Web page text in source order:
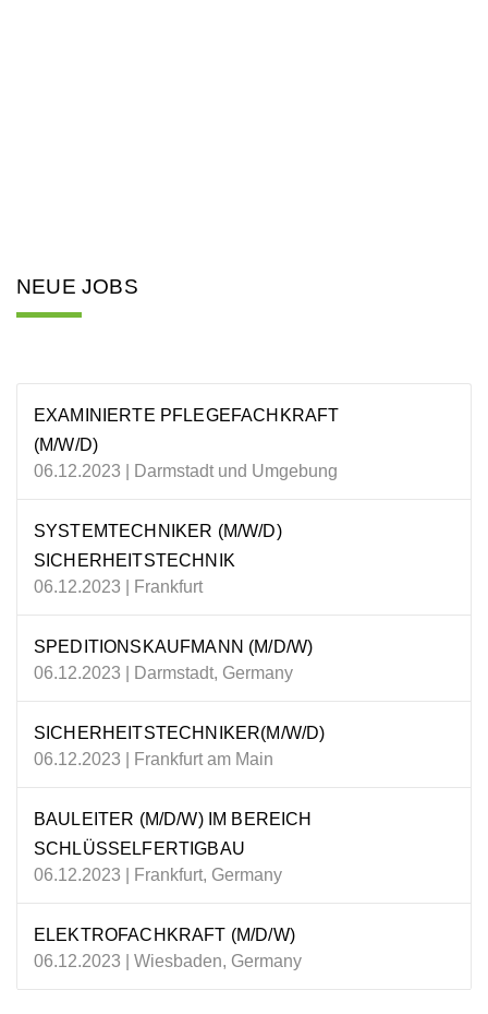
NEUE JOBS
EXAMINIERTE PFLEGEFACHKRAFT
(M/W/D)
06.12.2023 | Darmstadt und Umgebung
SYSTEMTECHNIKER (M/W/D)
SICHERHEITSTECHNIK
06.12.2023 | Frankfurt
SPEDITIONSKAUFMANN (M/D/W)
06.12.2023 | Darmstadt, Germany
SICHERHEITSTECHNIKER(M/W/D)
06.12.2023 | Frankfurt am Main
BAULEITER (M/D/W) IM BEREICH
SCHLÜSSELFERTIGBAU
06.12.2023 | Frankfurt, Germany
ELEKTROFACHKRAFT (M/D/W)
06.12.2023 | Wiesbaden, Germany